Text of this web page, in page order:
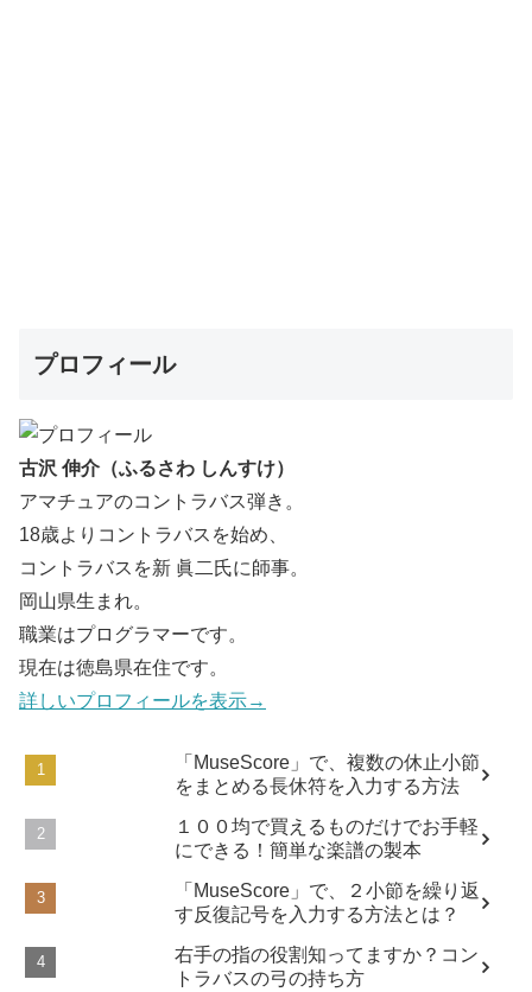
プロフィール
古沢 伸介（ふるさわ しんすけ）
アマチュアのコントラバス弾き。
18歳よりコントラバスを始め、
コントラバスを新 眞二氏に師事。
岡山県生まれ。
職業はプログラマーです。
現在は徳島県在住です。
詳しいプロフィールを表示→
「MuseScore」で、複数の休止小節
をまとめる長休符を入力する方法
１００均で買えるものだけでお手軽
にできる！簡単な楽譜の製本
「MuseScore」で、２小節を繰り返
す反復記号を入力する方法とは？
右手の指の役割知ってますか？コン
トラバスの弓の持ち方